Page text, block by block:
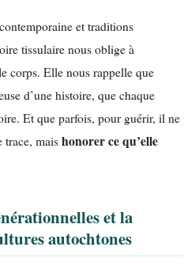
et traditions
tissulaire nous oblige à
corps. Elle nous rappelle que
d’une histoire, que chaque
Et que parfois, pour guérir, il ne
trace, maishonorer ce qu’elle
et la
autochtones